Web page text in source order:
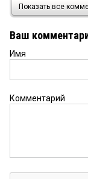
А что
Сокин
Показать все
Ваш
Имя
Комментарий